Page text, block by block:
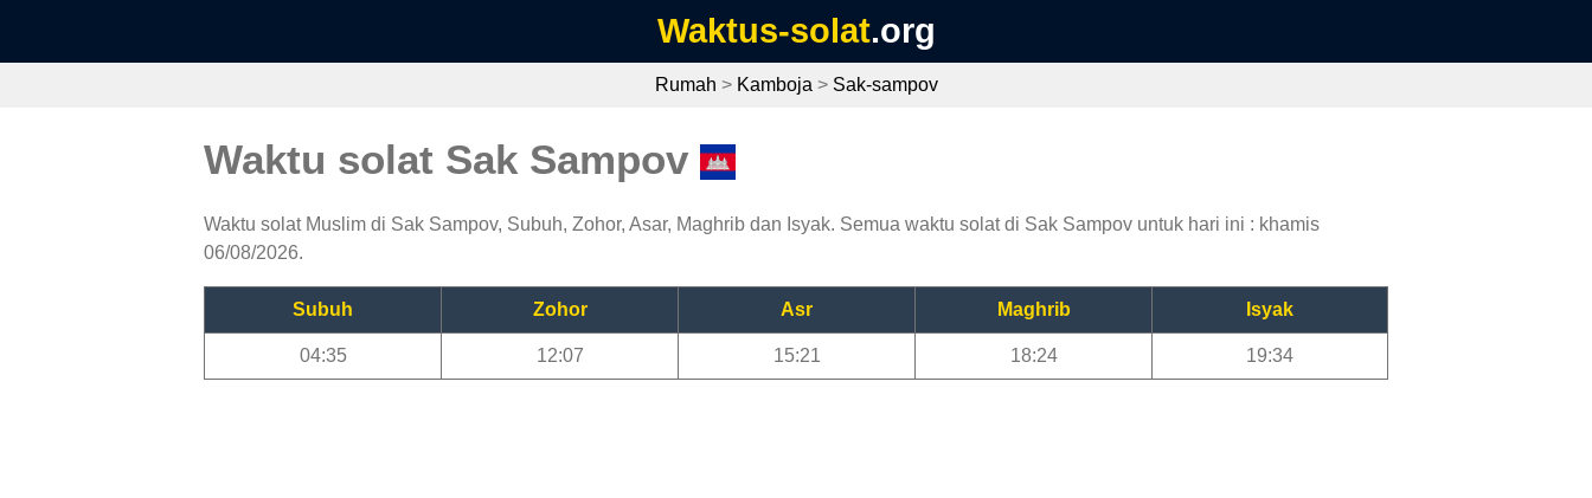
Waktus-solat.org
Rumah > Kamboja > Sak-sampov
Waktu solat Sak Sampov
Waktu solat Muslim di Sak Sampov, Subuh, Zohor, Asar, Maghrib dan Isyak. Semua waktu solat di Sak Sampov untuk hari ini : khamis
06/08/2026.
Subuh Zohor Asr Maghrib Isyak
04:35 12:07 15:21 18:24 19:34